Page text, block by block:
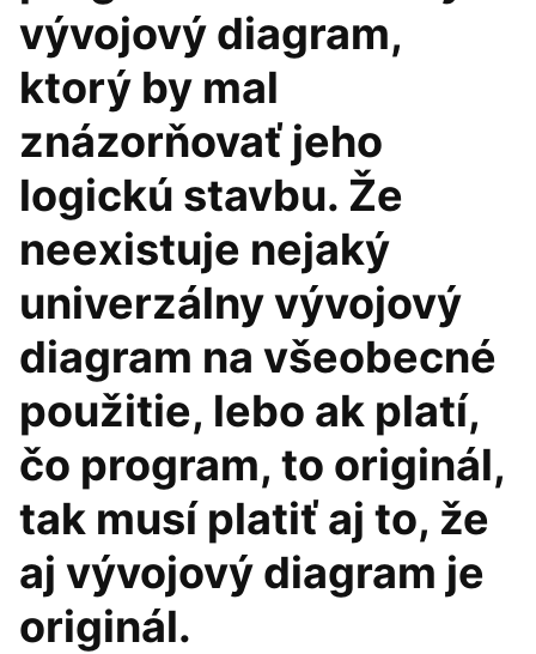
vývojový diagram,
ktorý by mal
znázorňovať jeho
logickú stavbu. Že
neexistuje nejaký
univerzálny vývojový
diagram na všeobecné
použitie, lebo ak platí,
čo program, to originál,
tak musí platiť aj to, že
aj vývojový diagram je
originál.